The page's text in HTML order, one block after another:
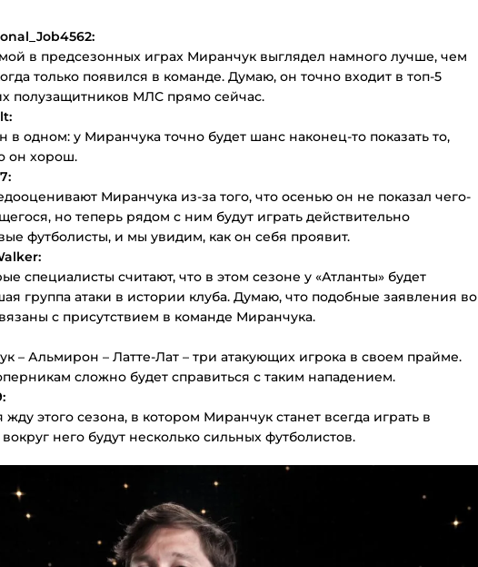
в предсезонных играх Миранчук выглядел намного лучше, чем
только появился в команде. Думаю, он точно входит в топ-5
полузащитников МЛС прямо сейчас.
в одном: у Миранчука точно будет шанс наконец-то показать то,
он хорош.
Миранчука из-за того, что осенью он не показал чего-
но теперь рядом с ним будут играть действительно
футболисты, и мы увидим, как он себя проявит.
специалисты считают, что в этом сезоне у «Атланты» будет
группа атаки в истории клуба. Думаю, что подобные заявления во
с присутствием в команде Миранчука.
– Альмирон – Латте-Лат – три атакующих игрока в своем прайме.
сложно будет справиться с таким нападением.
жду этого сезона, в котором Миранчук станет всегда играть в
него будут несколько сильных футболистов.